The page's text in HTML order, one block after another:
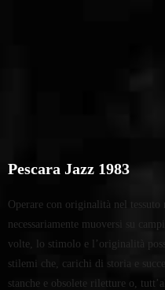
Pescara Jazz 1983
Operare con originalità nel
necessariamente muoversi su
volte, lo stimolo e l’originalità
stilemi che, carichi di storia e
stanche e obsolete riletture o,